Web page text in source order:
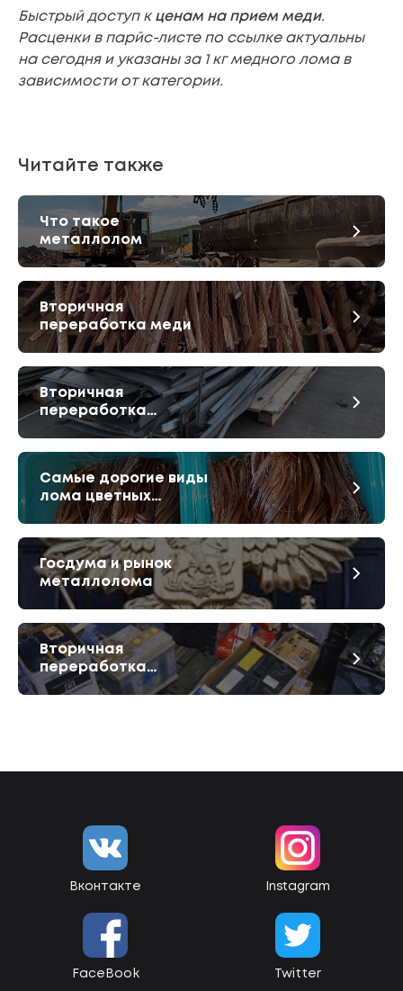
Быстрый доступ к ценам на прием меди.
Расценки в парйс-листе по ссылке актуальны
на сегодня и указаны за 1 кг медного лома в
зависимости от категории.
Читайте также
Что такое
металлолом
Вторичная
переработка меди
Вторичная
переработка
алюминия
Самые дорогие виды
лома цветных
металлов
Госдума и рынок
металлолома
Вторичная
переработка
аккумуляторов
Вконтакте Instagram
FaceBook Twitter